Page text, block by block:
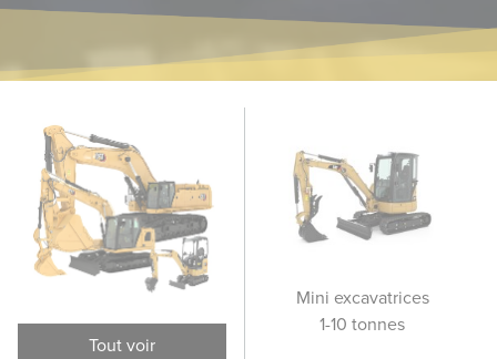
Tout voir
Excavatrices sur
pneus
Mini excavatrices
1-10 tonnes